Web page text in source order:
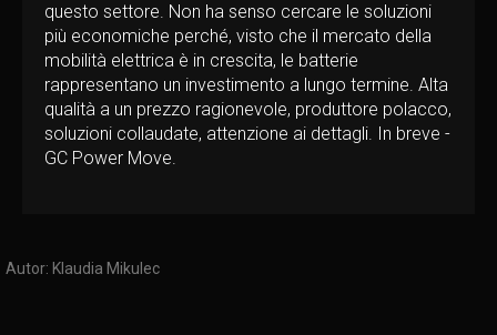
questo settore. Non ha senso cercare le soluzioni
più economiche perché, visto che il mercato della
mobilità elettrica è in crescita, le batterie
rappresentano un investimento a lungo termine. Alta
qualità a un prezzo ragionevole, produttore polacco,
soluzioni collaudate, attenzione ai dettagli. In breve -
GC Power Move.
Autor: Klaudia Mikulec